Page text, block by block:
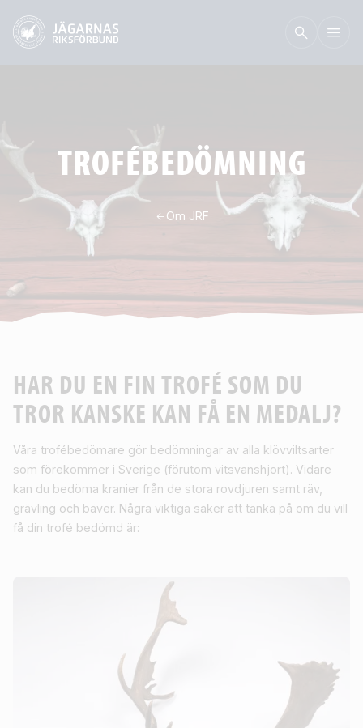
TROFÉBEDÖMNING
Om JRF
HAR DU EN FIN TROFÉ SOM DU
TROR KANSKE KAN FÅ EN MEDALJ?
Våra trofébedömare gör bedömningar av alla klövviltsarter
som förekommer i Sverige (förutom vitsvanshjort). Vidare
kan du bedöma kranier från de stora rovdjuren samt räv,
grävling och bäver. Några viktiga saker att tänka på om du vill
få din trofé bedömd är: